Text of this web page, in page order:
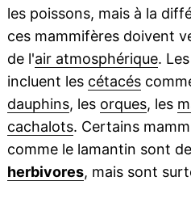
les poissons, mais à la
ces mammifères doivent
de l'air atmosphérique.
incluent les cétacés
dauphins, les orques, les
cachalots. Certains
comme le lamantin sont
herbivores, mais sont